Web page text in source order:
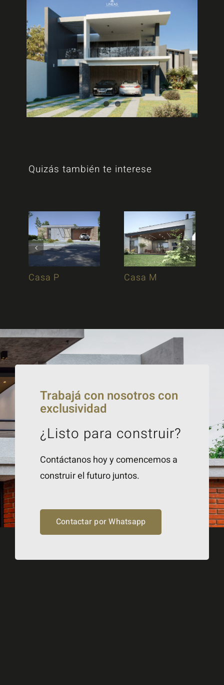
Quizás también te interese
Casa P Casa M
Trabajá con nosotros con
exclusividad
¿Listo para construir?
Contáctanos hoy y comencemos a
construir el futuro juntos.
Contactar por Whatsapp